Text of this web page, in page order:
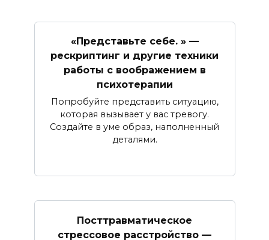
«Представьте себе. » —
рескриптинг и другие техники
работы с воображением в
психотерапии
Попробуйте представить ситуацию,
которая вызывает у вас тревогу.
Создайте в уме образ, наполненный
деталями.
Посттравматическое
стрессовое расстройство —